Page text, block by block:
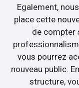
Egalement,
place cette
de compter
vous pourrez
nouveau public.
structure,